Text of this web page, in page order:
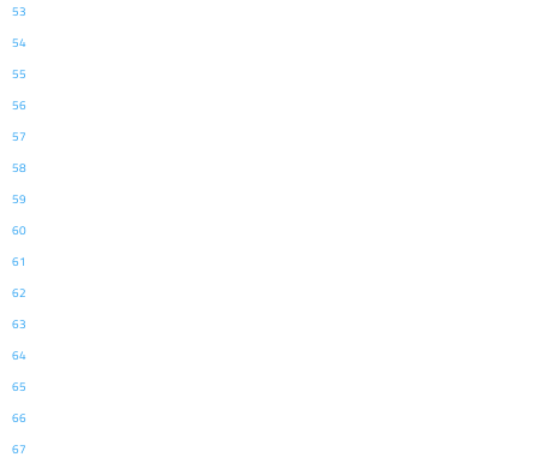
53
54
55
56
57
58
59
60
61
62
63
64
65
66
67